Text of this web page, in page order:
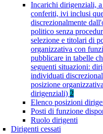
Incarichi dirigenziali,
conferiti, ivi inclusi
discrezionalmente
politico senza
selezione e titolari di
organizzativa con
pubblicare in tabelle
seguenti situazioni:
individuati
posizione
dirigenziali) 2
Elenco posizioni
Posti di funzione
Ruolo dirigenti
Dirigenti cessati